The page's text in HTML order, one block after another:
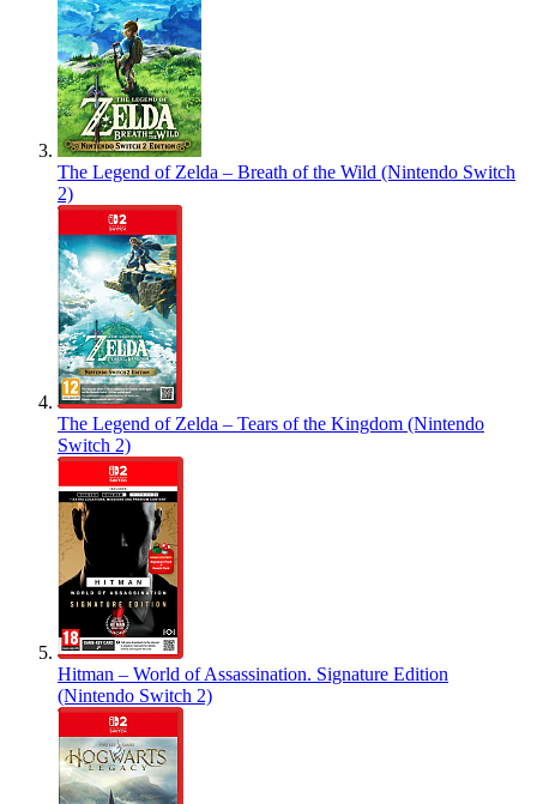
The Legend of Zelda – Breath of the Wild (Nintendo Switch
2)
The Legend of Zelda – Tears of the Kingdom (Nintendo
Switch 2)
Hitman – World of Assassination. Signature Edition
(Nintendo Switch 2)